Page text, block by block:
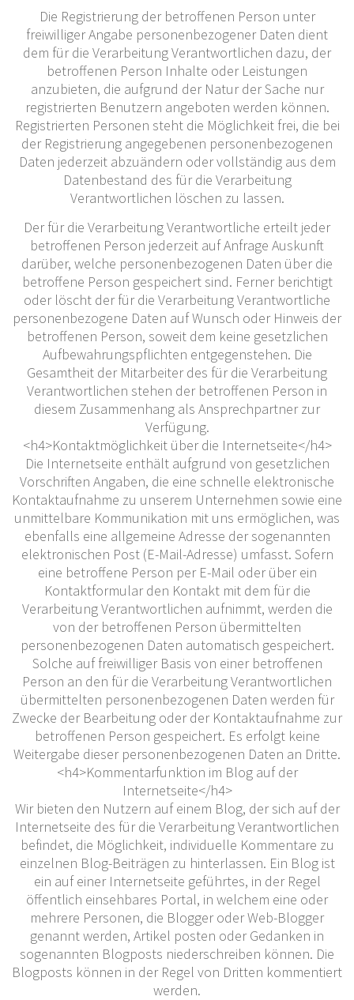
Die Registrierung der betroffenen Person unter
freiwilliger Angabe personenbezogener Daten dient
dem für die Verarbeitung Verantwortlichen dazu, der
betroffenen Person Inhalte oder Leistungen
anzubieten, die aufgrund der Natur der Sache nur
registrierten Benutzern angeboten werden können.
Registrierten Personen steht die Möglichkeit frei, die bei
der Registrierung angegebenen personenbezogenen
Daten jederzeit abzuändern oder vollständig aus dem
Datenbestand des für die Verarbeitung
Verantwortlichen löschen zu lassen.
Der für die Verarbeitung Verantwortliche erteilt jeder
betroffenen Person jederzeit auf Anfrage Auskunft
darüber, welche personenbezogenen Daten über die
betroffene Person gespeichert sind. Ferner berichtigt
oder löscht der für die Verarbeitung Verantwortliche
personenbezogene Daten auf Wunsch oder Hinweis der
betroffenen Person, soweit dem keine gesetzlichen
Aufbewahrungspflichten entgegenstehen. Die
Gesamtheit der Mitarbeiter des für die Verarbeitung
Verantwortlichen stehen der betroffenen Person in
diesem Zusammenhang als Ansprechpartner zur
Verfügung.
<h4>Kontaktmöglichkeit über die Internetseite</h4>
Die Internetseite enthält aufgrund von gesetzlichen
Vorschriften Angaben, die eine schnelle elektronische
Kontaktaufnahme zu unserem Unternehmen sowie eine
unmittelbare Kommunikation mit uns ermöglichen, was
ebenfalls eine allgemeine Adresse der sogenannten
elektronischen Post (E-Mail-Adresse) umfasst. Sofern
eine betroffene Person per E-Mail oder über ein
Kontaktformular den Kontakt mit dem für die
Verarbeitung Verantwortlichen aufnimmt, werden die
von der betroffenen Person übermittelten
personenbezogenen Daten automatisch gespeichert.
Solche auf freiwilliger Basis von einer betroffenen
Person an den für die Verarbeitung Verantwortlichen
übermittelten personenbezogenen Daten werden für
Zwecke der Bearbeitung oder der Kontaktaufnahme zur
betroffenen Person gespeichert. Es erfolgt keine
Weitergabe dieser personenbezogenen Daten an Dritte.
<h4>Kommentarfunktion im Blog auf der
Internetseite</h4>
Wir bieten den Nutzern auf einem Blog, der sich auf der
Internetseite des für die Verarbeitung Verantwortlichen
befindet, die Möglichkeit, individuelle Kommentare zu
einzelnen Blog-Beiträgen zu hinterlassen. Ein Blog ist
ein auf einer Internetseite geführtes, in der Regel
öffentlich einsehbares Portal, in welchem eine oder
mehrere Personen, die Blogger oder Web-Blogger
genannt werden, Artikel posten oder Gedanken in
sogenannten Blogposts niederschreiben können. Die
Blogposts können in der Regel von Dritten kommentiert
werden.